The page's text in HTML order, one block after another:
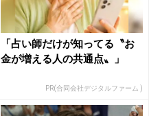
「占い師だけが知ってる〝お
金が増える人の共通点〟」
PR(合同会社デジタルファーム )